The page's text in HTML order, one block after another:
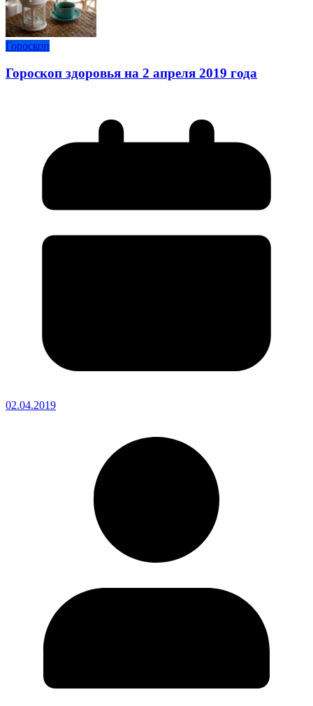
Гороскоп
Гороскоп здоровья на 2 апреля 2019 года
02.04.2019